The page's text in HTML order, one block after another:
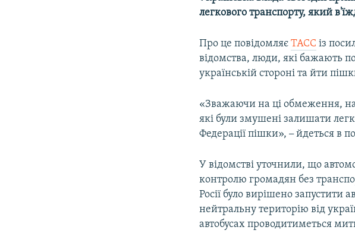
легкового транспорту, який
Про це повідомляєТАСС із
відомства, люди, які бажають
українській стороні та йти
«Зважаючи на ці обмеження,
які були змушені залишати
Федерації пішки»,–йдеться в
У відомстві уточнили, що
контролю громадян без
Росії було вирішено запустити
нейтральну територію від
автобусах проводитиметься